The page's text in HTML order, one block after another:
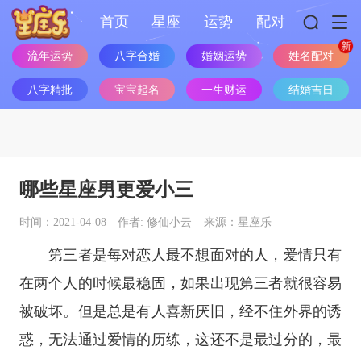
首页 星座 运势 配对
流年运势 八字合婚 婚姻运势 姓名配对
八字精批 宝宝起名 一生财运 结婚吉日
哪些星座男更爱小三
时间：2021-04-08 作者: 修仙小云 来源：星座乐
第三者是每对恋人最不想面对的人，爱情只有
在两个人的时候最稳固，如果出现第三者就很容易
被破坏。但是总是有人喜新厌旧，经不住外界的诱
惑，无法通过爱情的历练，这还不是最过分的，最